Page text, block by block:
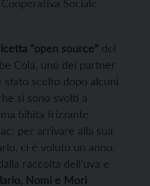
Cooperativa Sociale
“open source” del
Cola, uno dei partner
scelto dopo alcuni
si sono svolti a
bibita frizzante
per arrivare alla sua
ci è voluto un anno.
raccolta dell’uva e
Nomi e Mori